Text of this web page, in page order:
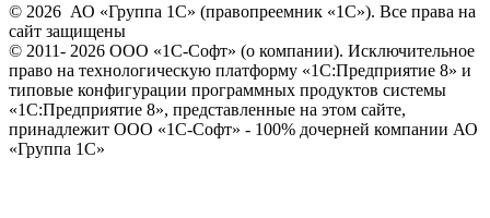
© 2026 АО «Группа 1С» (правопреемник «1С»). Все права на
сайт защищены
© 2011- 2026 ООО «1С-Софт» (о компании). Исключительное
право на технологическую платформу «1С:Предприятие 8» и
типовые конфигурации программных продуктов системы
«1С:Предприятие 8», представленные на этом сайте,
принадлежит ООО «1С-Софт» - 100% дочерней компании АО
«Группа 1С»